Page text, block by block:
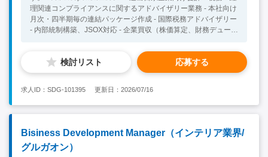
理関連コンプライアンスに関するアドバイザリー業務 - 本社向け
月次・四半期毎の連結パッケージ作成 - 国際税務アドバイザリー
- 内部統制構築、JSOX対応 - 企業買収（株価算定、財務デューデ
もしくは税務関連経験2年以上 （※すでにUSCPA資格保有者、
もしくは、インド勤務中にUSCPA取得を目指す方を優先しま
きるコミュニケーション能力 ・インド立ち上げのメンバーの一
員として組織の中核としてご活躍したい意欲をお持ちの方
<Preferable Skill / Experience> ・会計士やUSCPA等の資格保持
者 ・会計事務所での就業経験＆コンサル経験をお持ちの方 ※上
記の方であれば、拠点長候補としてご検討も可能です。
検討リスト 応募する
求人ID：SDG-101395 更新日：2026/07/16
Bisiness Development Manager（インテリア業界/
グルガオン）